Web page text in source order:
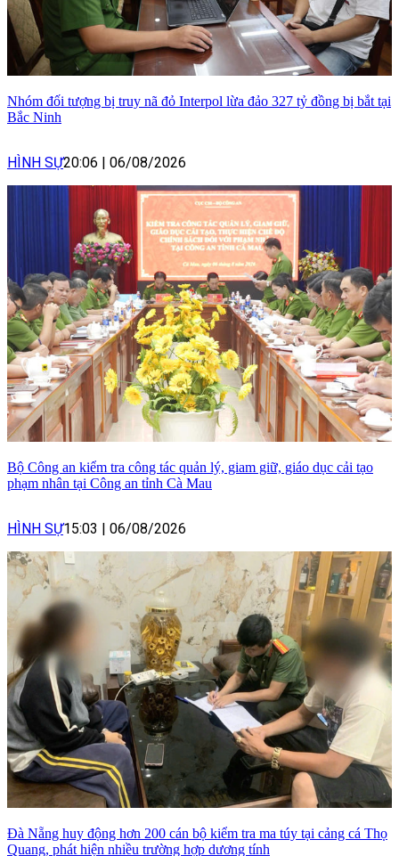
Nhóm đối tượng bị truy nã đỏ Interpol lừa đảo 327 tỷ đồng bị bắt tại
Bắc Ninh
HÌNH SỰ20:06 06/08/2026
Bộ Công an kiểm tra công tác quản lý, giam giữ, giáo dục cải tạo
phạm nhân tại Công an tỉnh Cà Mau
HÌNH SỰ15:03 06/08/2026
Đà Nẵng huy động hơn 200 cán bộ kiểm tra ma túy tại cảng cá Thọ
Quang, phát hiện nhiều trường hợp dương tính